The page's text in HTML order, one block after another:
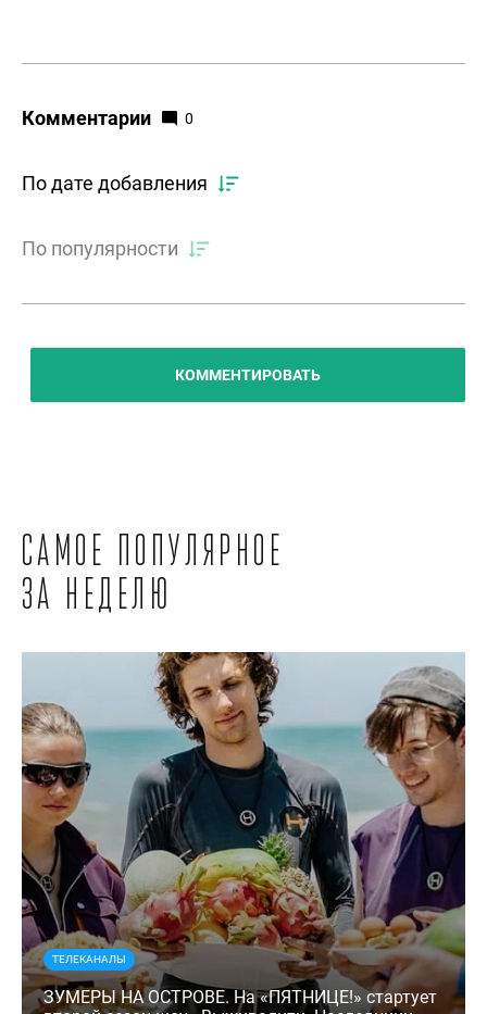
Комментарии 0
По дате добавления
По популярности
КОММЕНТИРОВАТЬ
Самое популярное
за неделю
ТЕЛЕКАНАЛЫ
ЗУМЕРЫ НА ОСТРОВЕ. На «ПЯТНИЦЕ!» стартует